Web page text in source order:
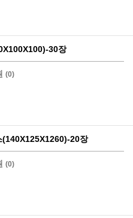
30장
(0)
(140X125X1260)-20장
(0)